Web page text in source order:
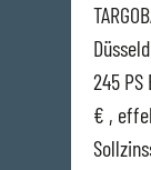
245 PS
€ ,